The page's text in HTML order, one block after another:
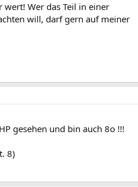
Wer das Teil in einer
will, darf gern auf meiner
gesehen und bin auch 8o !!!
8)